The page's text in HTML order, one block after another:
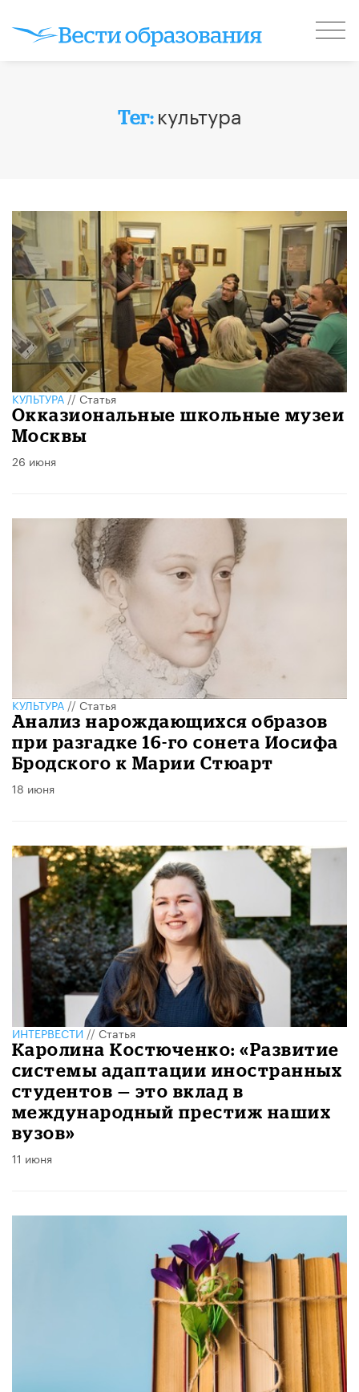
Тег: культура
КУЛЬТУРА//Статья
​Окказиональные школьные музеи
Москвы
26 июня
КУЛЬТУРА//Статья
Анализ нарождающихся образов
при разгадке 16-го сонета Иосифа
Бродского к Марии Стюарт
18 июня
ИНТЕРВЕСТИ//Статья
​Каролина Костюченко: «Развитие
системы адаптации иностранных
студентов — это вклад в
международный престиж наших
вузов»
11 июня